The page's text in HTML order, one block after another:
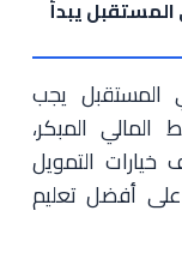
يبدأ
المستقبل يجب
المبكر،
خيارات التمويل
أفضل تعليم